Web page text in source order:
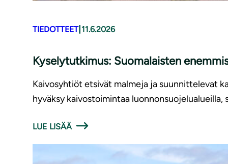
TIEDOTTEET| 11.6.2026
Kyselytutkimus: Suomalaisten
Kaivosyhtiöt etsivät malmeja ja suunnittelevat
hyväksy kaivostoimintaa
LUE LISÄÄ